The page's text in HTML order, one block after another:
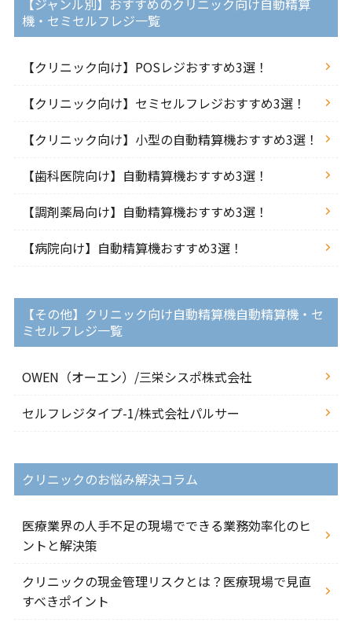
機・セミセルフレジ一覧
【クリニック向け】POSレジおすすめ3選！
【クリニック向け】セミセルフレジおすすめ3選！
【クリニック向け】小型の自動精算機おすすめ3選！
【歯科医院向け】自動精算機おすすめ3選！
【調剤薬局向け】自動精算機おすすめ3選！
【病院向け】自動精算機おすすめ3選！
【その他】クリニック向け自動精算機自動精算機・セ
ミセルフレジ一覧
OWEN（オーエン）/三栄シスポ株式会社
セルフレジタイプ-1/株式会社パルサー
クリニックのお悩み解決コラム
医療業界の人手不足の現場でできる業務効率化のヒ
ントと解決策
クリニックの現金管理リスクとは？医療現場で見直
すべきポイント